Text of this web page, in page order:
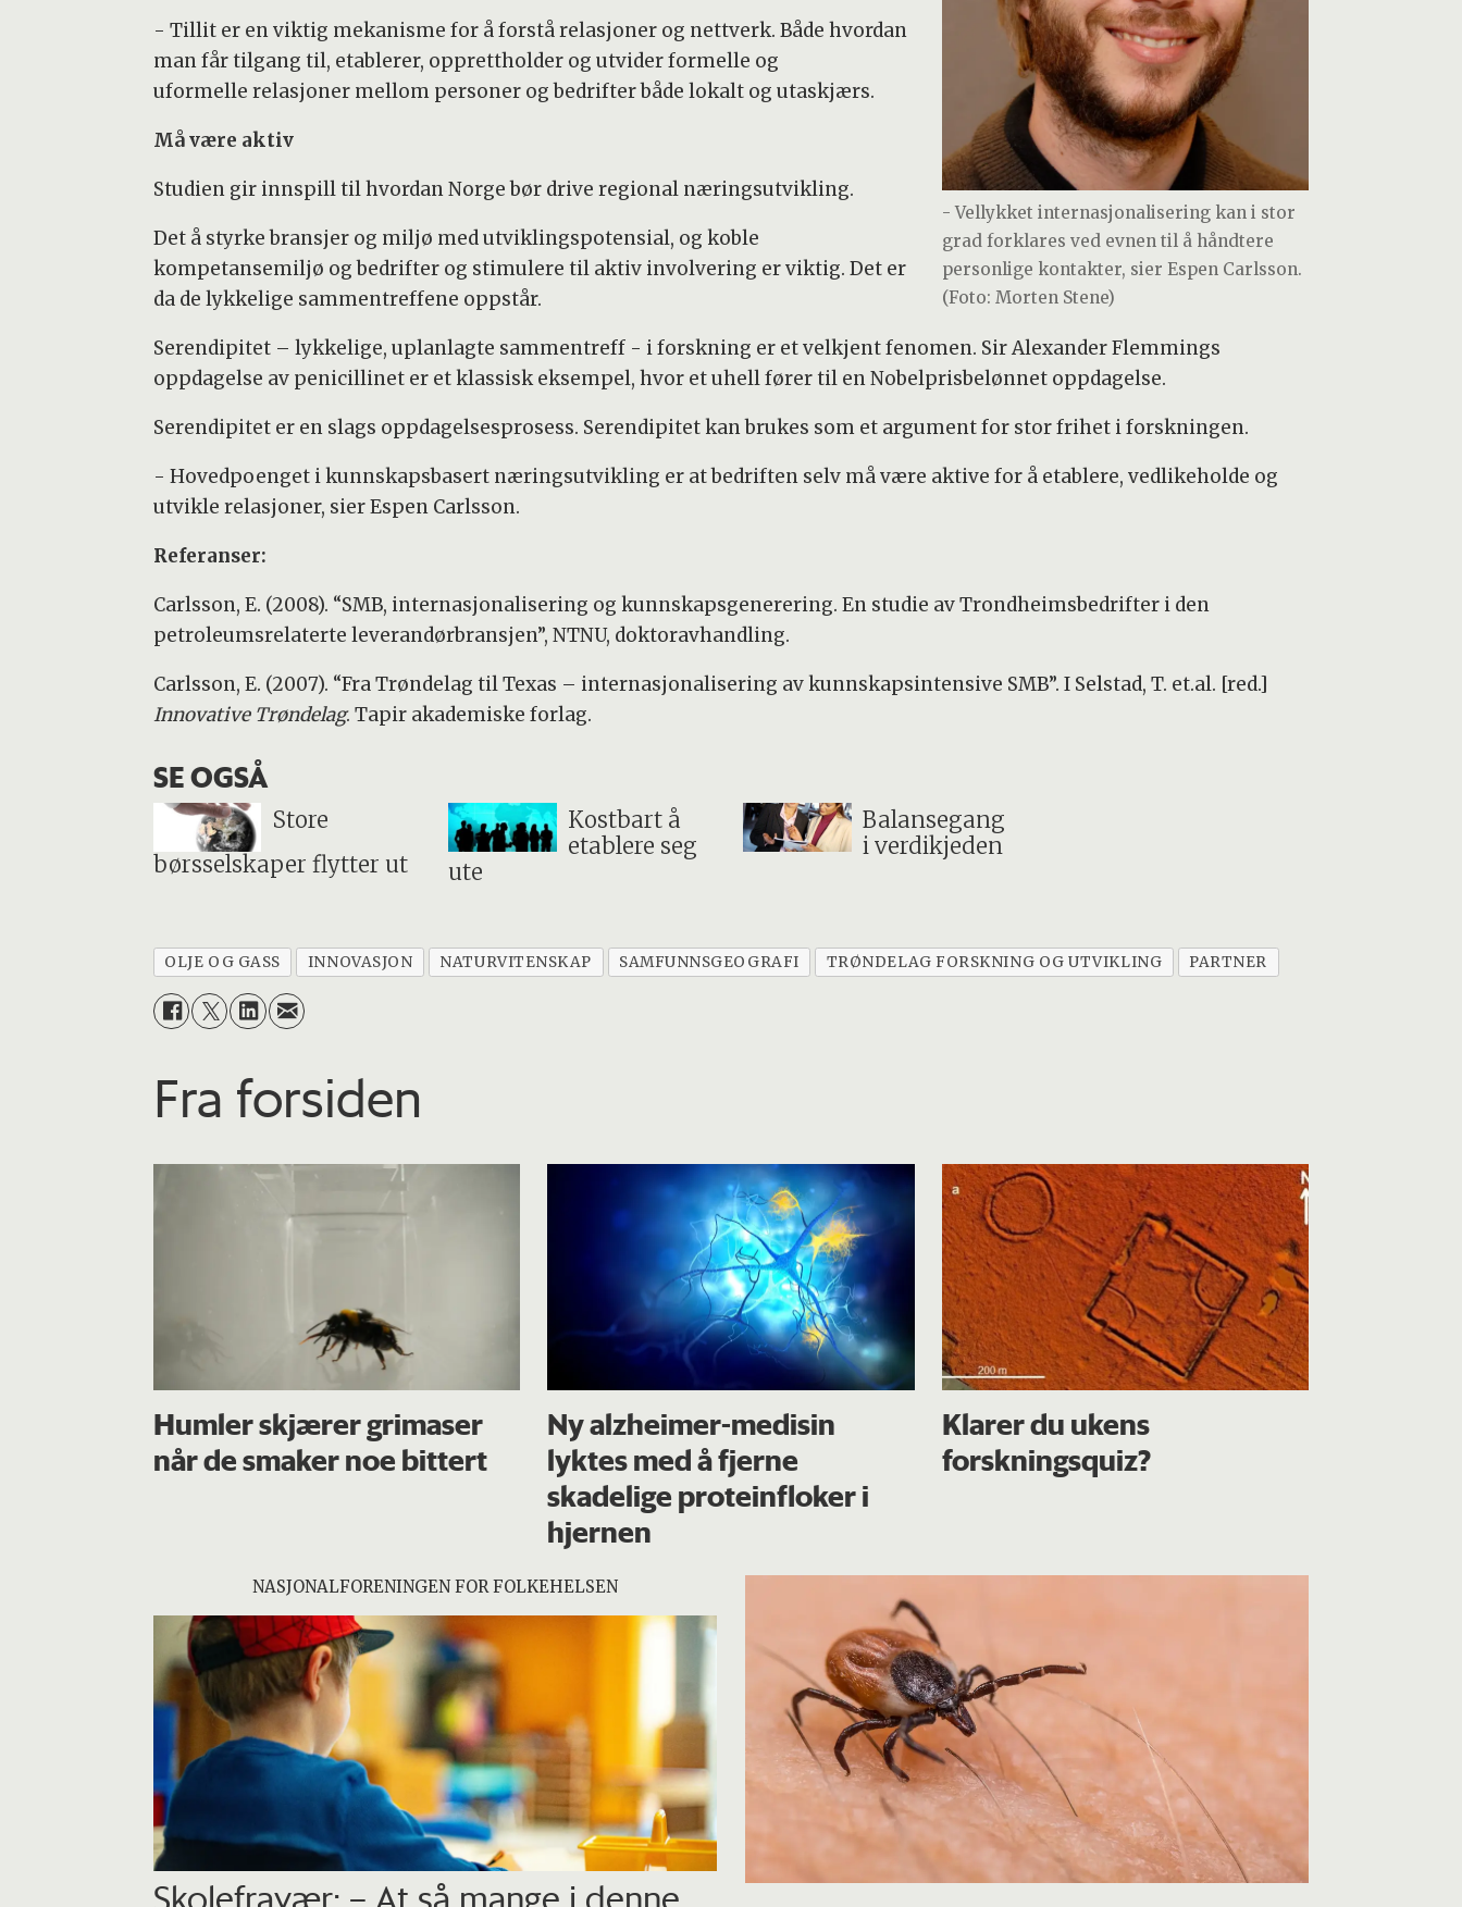
- Vellykket internasjonalisering kan i stor
grad forklares ved evnen til å håndtere
personlige kontakter, sier Espen Carlsson.
(Foto: Morten Stene)
- Tillit er en viktig mekanisme for å forstå relasjoner og nettverk. Både hvordan
man får tilgang til, etablerer, opprettholder og utvider formelle og
uformelle relasjoner mellom personer og bedrifter både lokalt og utaskjærs.
Må være aktiv
Studien gir innspill til hvordan Norge bør drive regional næringsutvikling.
Det å styrke bransjer og miljø med utviklingspotensial, og koble
kompetansemiljø og bedrifter og stimulere til aktiv involvering er viktig. Det er
da de lykkelige sammentreffene oppstår.
Serendipitet – lykkelige, uplanlagte sammentreff - i forskning er et velkjent fenomen. Sir Alexander Flemmings
oppdagelse av penicillinet er et klassisk eksempel, hvor et uhell fører til en Nobelprisbelønnet oppdagelse.
Serendipitet er en slags oppdagelsesprosess. Serendipitet kan brukes som et argument for stor frihet i forskningen.
- Hovedpoenget i kunnskapsbasert næringsutvikling er at bedriften selv må være aktive for å etablere, vedlikeholde og
utvikle relasjoner, sier Espen Carlsson.
Referanser:
Carlsson, E. (2008). “SMB, internasjonalisering og kunnskapsgenerering. En studie av Trondheimsbedrifter i den
petroleumsrelaterte leverandørbransjen”, NTNU, doktoravhandling.
Carlsson, E. (2007). “Fra Trøndelag til Texas – internasjonalisering av kunnskapsintensive SMB”. I Selstad, T. et.al. [red.]
Innovative Trøndelag. Tapir akademiske forlag.
SE OGSÅ
Store
børsselskaper flytter ut
Kostbart å
etablere seg
ute
Balansegang
i verdikjeden
OLJE OG GASS INNOVASJON NATURVITENSKAP SAMFUNNSGEOGRAFI TRØNDELAG FORSKNING OG UTVIKLING PARTNER
Fra forsiden
Humler skjærer grimaser
når de smaker noe bittert
Ny alzheimer-medisin
lyktes med å fjerne
skadelige proteinfloker i
hjernen
Klarer du ukens
forskningsquiz?
NASJONALFORENINGEN FOR FOLKEHELSEN